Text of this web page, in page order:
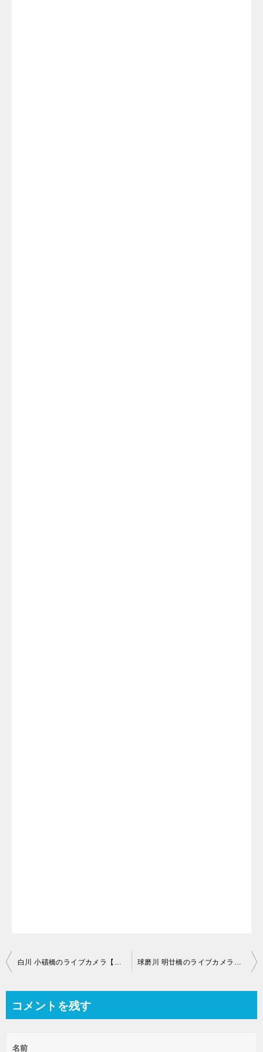
投
ビ
白川 小磧橋のライブカメラ【熊本県熊本市中央区】 球磨川 明廿橋のライブカメラ【熊本県球磨郡あさぎり町】
コメントを残す
名前